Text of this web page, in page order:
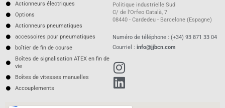
Actionneurs électriques
Options
Actionneurs pneumatiques
accessoires pour pneumatiques
boîtier de fin de course
Boîtes de signalisation ATEX en fin de
vie
Boîtes de vitesses manuelles
Accouplements
Politique industrielle Sud
C/ de l'Orfeo Català, 7
08440 - Cardedeu - Barcelone (Espagne)
Numéro de téléphone : (+34) 93 871 33 04
Courriel : info@jjbcn.com